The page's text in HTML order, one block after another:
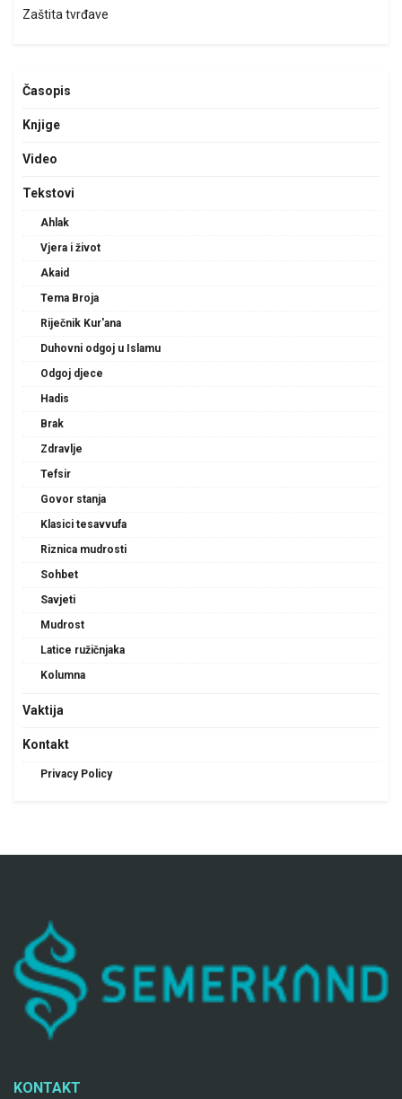
Zaštita tvrđave
Časopis
Knjige
Video
Tekstovi
Ahlak
Vjera i život
Akaid
Tema Broja
Riječnik Kur'ana
Duhovni odgoj u Islamu
Odgoj djece
Hadis
Brak
Zdravlje
Tefsir
Govor stanja
Klasici tesavvufa
Riznica mudrosti
Sohbet
Savjeti
Mudrost
Latice ružičnjaka
Kolumna
Vaktija
Kontakt
Privacy Policy
KONTAKT